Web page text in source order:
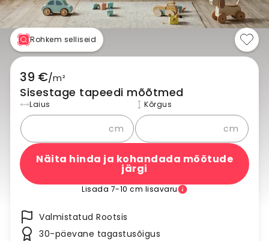
Rohkem selliseid
39 €/m²
Sisestage tapeedi mõõtmed
Laius
cm
Kõrgus
cm
Näita hinda ja kohandada mõõtude
järgi
Lisada 7-10 cm lisavaru
Valmistatud Rootsis
30-päevane tagastusõigus